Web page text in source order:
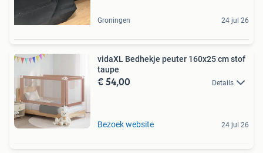
Groningen 24 jul 26
vidaXL Bedhekje peuter 160x25 cm stof
taupe
€ 54,00 Details
Bezoek website 24 jul 26